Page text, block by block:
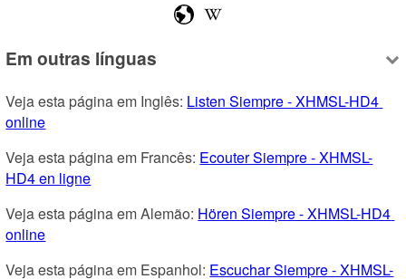
Em outras línguas
Veja esta página em Inglês: Listen Siempre - XHMSL-HD4
online
Veja esta página em Francês: Ecouter Siempre - XHMSL-
HD4 en ligne
Veja esta página em Alemão: Hören Siempre - XHMSL-HD4
online
Veja esta página em Espanhol: Escuchar Siempre - XHMSL-